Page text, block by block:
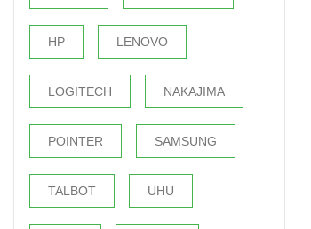
HP LENOVO
LOGITECH NAKAJIMA
POINTER SAMSUNG
TALBOT UHU